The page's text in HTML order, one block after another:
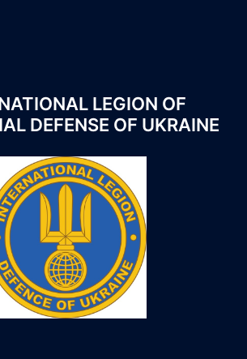
LEGION OF
DEFENSE OF UKRAINE